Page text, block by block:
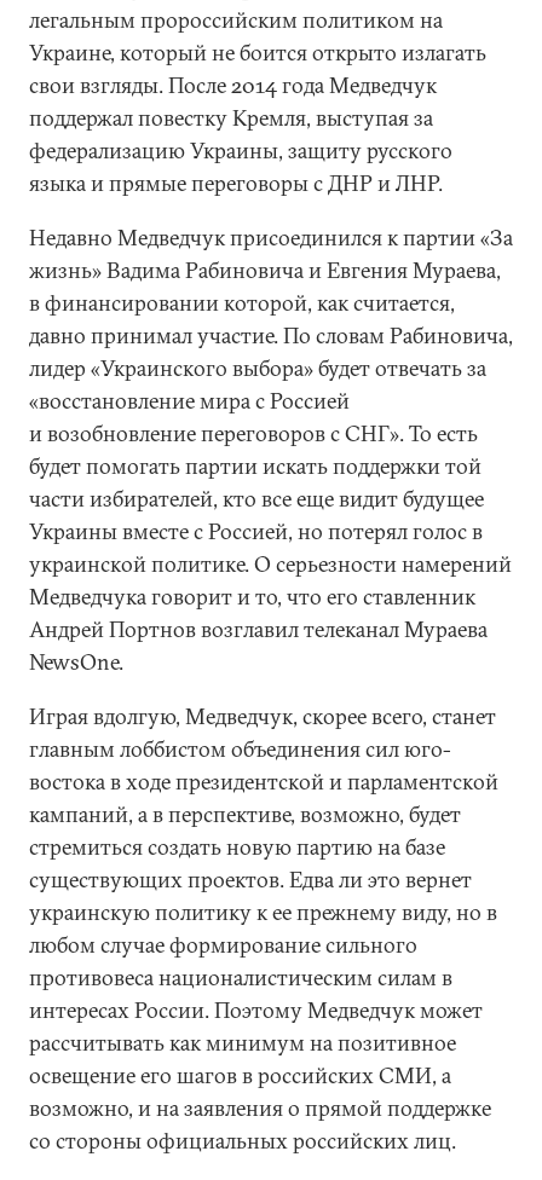
легальным пророссийским политиком на
Украине, который не боится открыто излагать
свои взгляды. После 2014 года Медведчук
поддержал повестку Кремля, выступая за
федерализацию Украины, защиту русского
языка и прямые переговоры с ДНР и ЛНР.
Недавно Медведчук присоединился к партии «За
жизнь» Вадима Рабиновича и Евгения Мураева,
в финансировании которой, как считается,
давно принимал участие. По словам Рабиновича,
лидер «Украинского выбора» будет отвечать за
«восстановление мира с Россией
и возобновление переговоров с СНГ». То есть
будет помогать партии искать поддержки той
части избирателей, кто все еще видит будущее
Украины вместе с Россией, но потерял голос в
украинской политике. О серьезности намерений
Медведчука говорит и то, что его ставленник
Андрей Портнов возглавил телеканал Мураева
NewsOne.
Играя вдолгую, Медведчук, скорее всего, станет
главным лоббистом объединения сил юго-
востока в ходе президентской и парламентской
кампаний, а в перспективе, возможно, будет
стремиться создать новую партию на базе
существующих проектов. Едва ли это вернет
украинскую политику к ее прежнему виду, но в
любом случае формирование сильного
противовеса националистическим силам в
интересах России. Поэтому Медведчук может
рассчитывать как минимум на позитивное
освещение его шагов в российских СМИ, а
возможно, и на заявления о прямой поддержке
со стороны официальных российских лиц.